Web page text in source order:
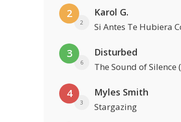
2
2
Karol G.
Si Antes Te Hubiera
3
6
Disturbed
The Sound of Silence
4
3
Myles Smith
Stargazing